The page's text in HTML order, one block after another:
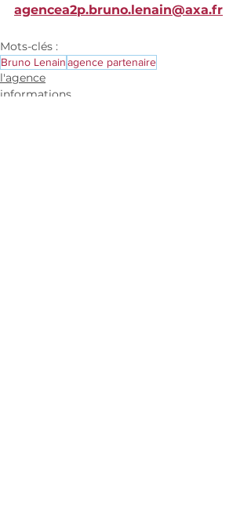
agencea2p.bruno.lenain@axa.fr
Mots-clés :
Bruno Lenainagence partenaire
l'agence
informations